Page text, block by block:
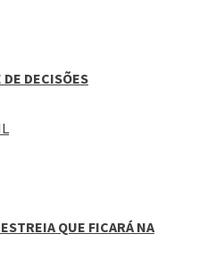
DECISÕES
QUE FICARÁ NA